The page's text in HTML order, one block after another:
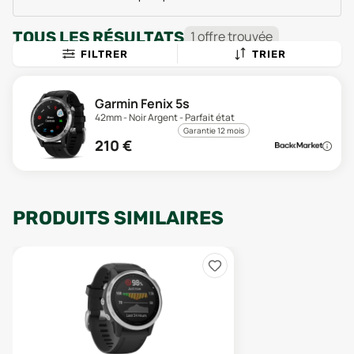
TOUS LES RÉSULTATS 1offretrouvée
FILTRER TRIER
Garmin Fenix 5s
42mm - Noir Argent - Parfait état
Garantie 12 mois
210 €
PRODUITS SIMILAIRES